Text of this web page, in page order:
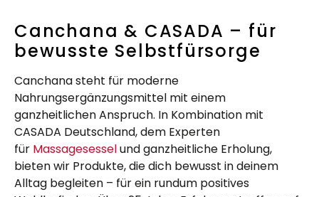
Canchana & CASADA – für
bewusste Selbstfürsorge
Canchana steht für moderne
Nahrungsergänzungsmittel mit einem
ganzheitlichen Anspruch. In Kombination mit
CASADA Deutschland, dem Experten
für Massagesesselund ganzheitliche Erholung,
bieten wir Produkte, die dich bewusst in deinem
Alltag begleiten – für ein rundum positives